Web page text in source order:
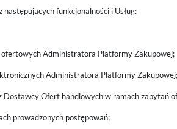
funkcjonalności i Usług:
Administratora Platformy Zakupowej;
Administratora Platformy Zakupowej;
Dostawcy Ofert handlowych w ramach zapytań
prowadzonych postępowań;